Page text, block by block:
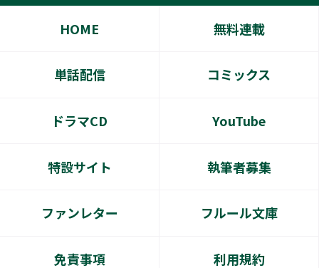
HOME 無料連載
単話配信 コミックス
ドラマCD YouTube
特設サイト 執筆者募集
ファンレター フルール文庫
免責事項 利用規約